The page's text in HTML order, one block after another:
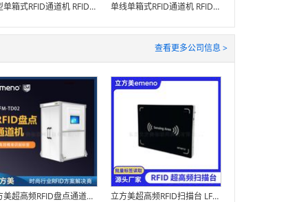
小型单箱式RFID通道机 RFID隧道机 单线单箱式RFID通道机 RFID隧道机
查看更多公司信息 >
立方美超高频RFID盘点通道机 LFM-TD02 立方美超高频RFID扫描台 LFM-W02-P